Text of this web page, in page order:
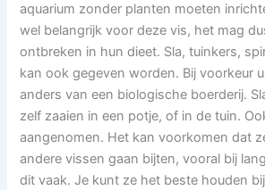
aquarium zonder planten moeten
wel belangrijk voor deze vis, het mag
ontbreken in hun dieet. Sla, tuinkers,
kan ook gegeven worden. Bij voorkeur
anders van een biologische boerderij.
zelf zaaien in een potje, of in de tuin.
aangenomen. Het kan voorkomen dat
andere vissen gaan bijten, vooral bij
dit vaak. Je kunt ze het beste houden